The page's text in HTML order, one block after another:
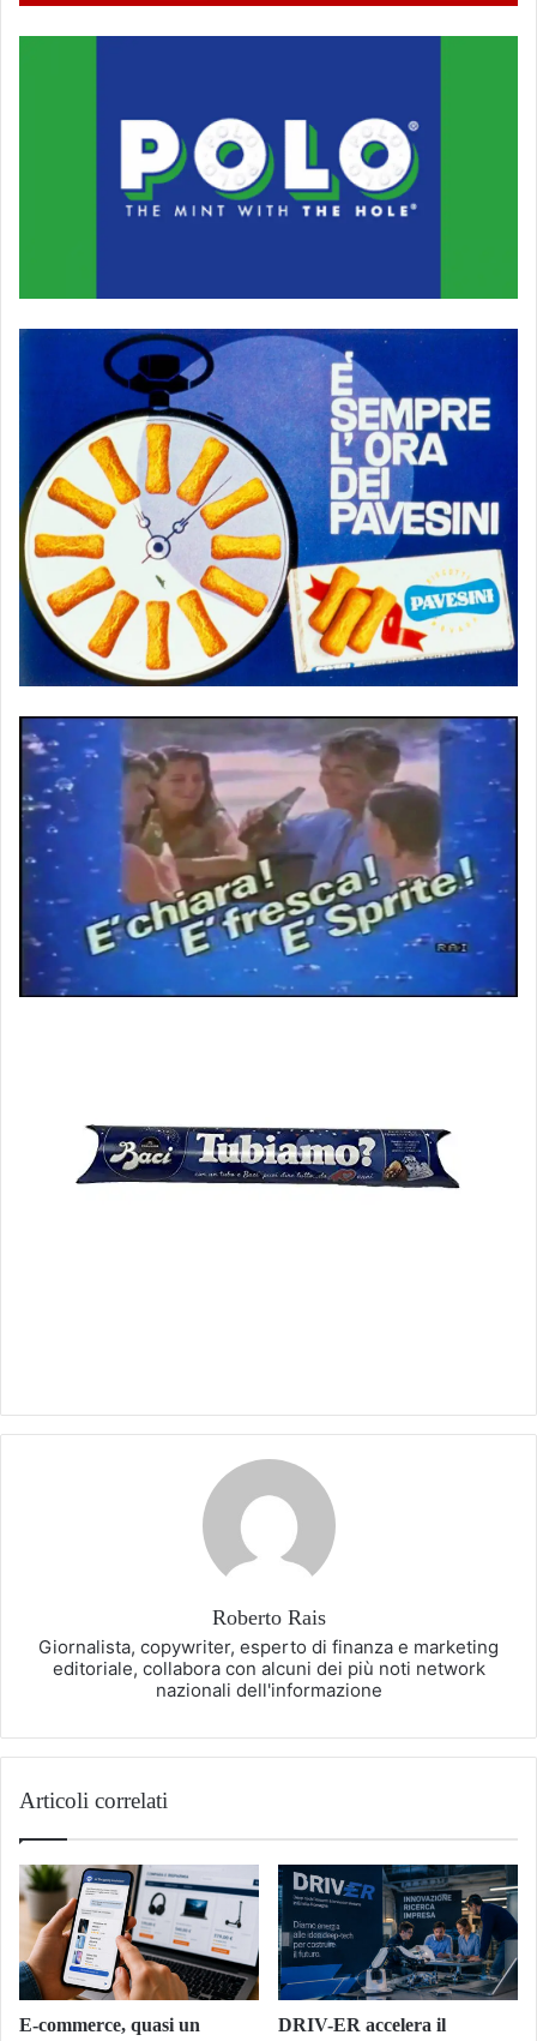
Roberto Rais
Giornalista, copywriter, esperto di finanza e marketing
editoriale, collabora con alcuni dei più noti network
nazionali dell'informazione
Articoli correlati
E-commerce, quasi un
DRIV-ER accelera il